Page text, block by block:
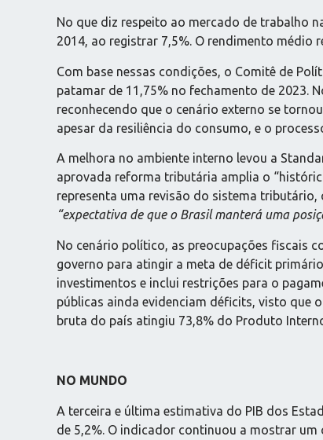
No que diz respeito ao mercado de trabalho
2014, ao registrar 7,5%. O rendimento médio
Com base nessas condições, o Comitê de
patamar de 11,75% no fechamento de 2023.
reconhecendo que o cenário externo se
apesar da resiliência do consumo, e o
A melhora no ambiente interno levou a
aprovada reforma tributária amplia o
representa uma revisão do sistema
“expectativa de que o Brasil manterá uma
No cenário político, as preocupações fiscais
governo para atingir a meta de déficit
investimentos e inclui restrições para o
públicas ainda evidenciam déficits, visto que
bruta do país atingiu 73,8% do Produto
NO MUNDO
A terceira e última estimativa do PIB dos
de 5,2%. O indicador continuou a mostrar